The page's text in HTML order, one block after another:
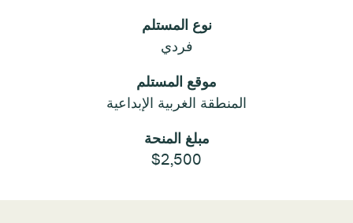
نوع المستلم
فردي
موقع المستلم
المنطقة الغربية الإبداعية
مبلغ المنحة
$2,500